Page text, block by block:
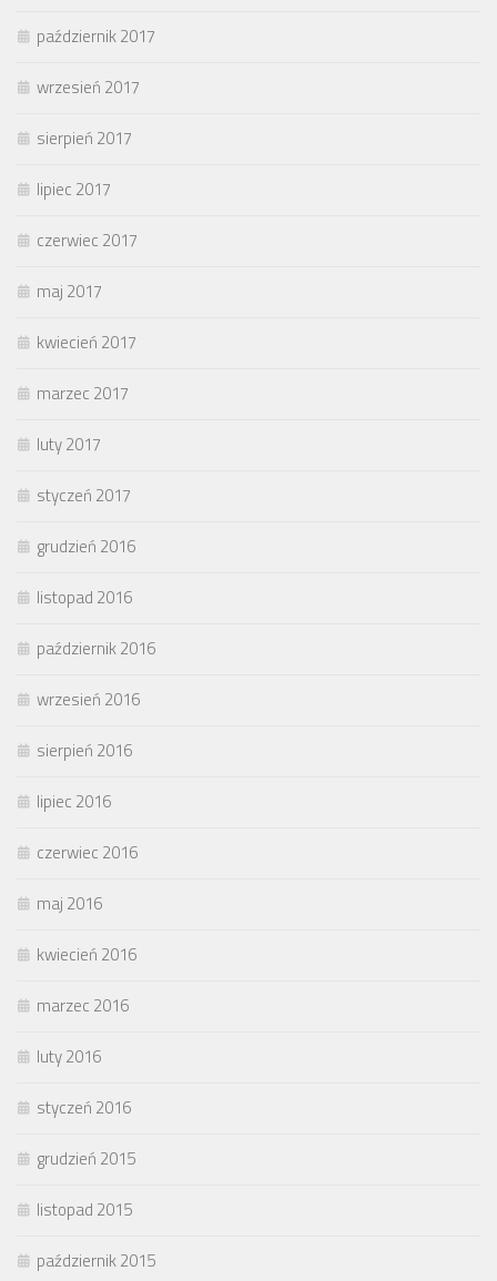
październik 2017
wrzesień 2017
sierpień 2017
lipiec 2017
czerwiec 2017
maj 2017
kwiecień 2017
marzec 2017
luty 2017
styczeń 2017
grudzień 2016
listopad 2016
październik 2016
wrzesień 2016
sierpień 2016
lipiec 2016
czerwiec 2016
maj 2016
kwiecień 2016
marzec 2016
luty 2016
styczeń 2016
grudzień 2015
listopad 2015
październik 2015